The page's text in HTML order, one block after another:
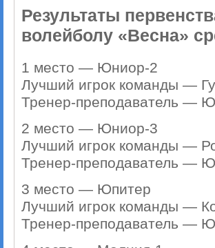
Результаты
волейболу «Весна»
1 место — Юниор-2
Лучший игрок команды —
Тренер-преподаватель —
2 место — Юниор-3
Лучший игрок команды —
Тренер-преподаватель —
3 место — Юпитер
Лучший игрок команды —
Тренер-преподаватель —